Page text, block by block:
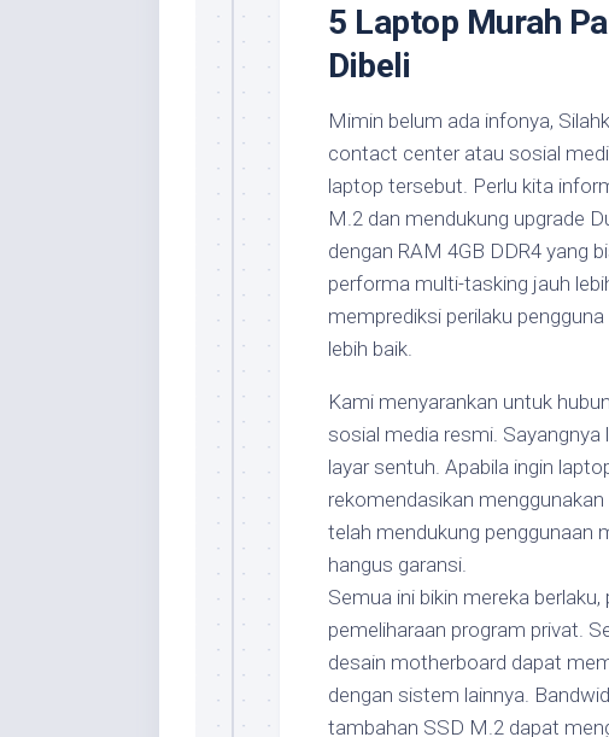
5 Laptop Murah
Dibeli
Mimin belum ada infonya,
contact center atau sosial
laptop tersebut. Perlu kita
M.2 dan mendukung upgrade
dengan RAM 4GB DDR4 yang
performa multi-tasking jauh
memprediksi perilaku
lebih baik.
Kami menyarankan untuk
sosial media resmi.
layar sentuh. Apabila ingin
rekomendasikan
telah mendukung penggunaan
hangus garansi.
Semua ini bikin mereka
pemeliharaan program privat.
desain motherboard dapat
dengan sistem lainnya.
tambahan SSD M.2 dapat